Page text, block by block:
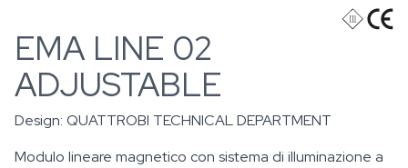
EMA LINE 02
ADJUSTABLE
Design: QUATTROBI TECHNICAL DEPARTMENT
Modulo lineare magnetico con sistema di illuminazione a